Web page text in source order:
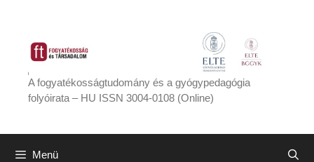
tartalomba
A fogyatékosságtudomány és a gyógypedagógia
folyóirata – HU ISSN 3004-0108 (Online)
Menü